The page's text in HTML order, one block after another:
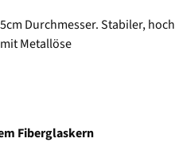
Durchmesser. Stabiler,
Metallöse
Fiberglaskern